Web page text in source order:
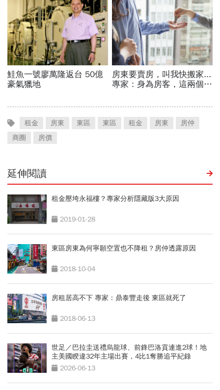
租金 房東 東區 東區 租金 房東
房仲
商圈
房價
延伸閱讀
租金壓垮永福樓？專家分析隱藏版3大原因
2019-01-28
東區房東為何寧願空置也不降租？房仲透露原因
2018-10-04
房租居高不下 專家：鼎泰豐走後 東區就死了
2018-06-13
世足／巴拉圭送禮烏龍球、前鋒巴洛貢連進2球！地
主美國睽違32年主場出賽，4比1奪勝追平紀錄
2026-06-13